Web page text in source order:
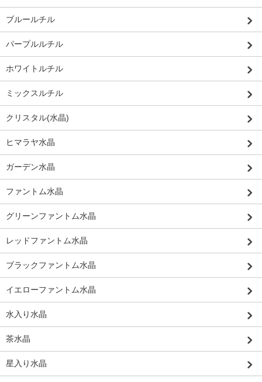
ブルールチル
パープルルチル
ホワイトルチル
ミックスルチル
クリスタル(水晶)
ヒマラヤ水晶
ガーデン水晶
ファントム水晶
グリーンファントム水晶
レッドファントム水晶
ブラックファントム水晶
イエローファントム水晶
水入り水晶
茶水晶
星入り水晶